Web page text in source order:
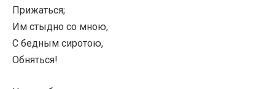
Прижаться;
Им стыдно со мною,
С бедным сиротою,
Обняться!